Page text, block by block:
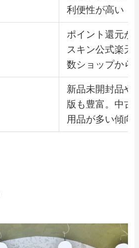
利便性が高い
ポイント還元が
スキン公式楽天
数ショップから
新品未開封品や
版も豊富。中古
用品が多い傾向